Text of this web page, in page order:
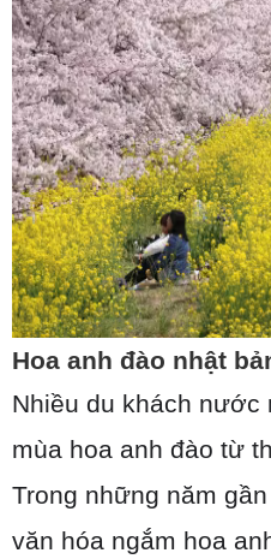
Hoa anh đào nhật
Nhiều du khách nước
mùa hoa anh đào từ
Trong những năm
văn hóa ngắm hoa